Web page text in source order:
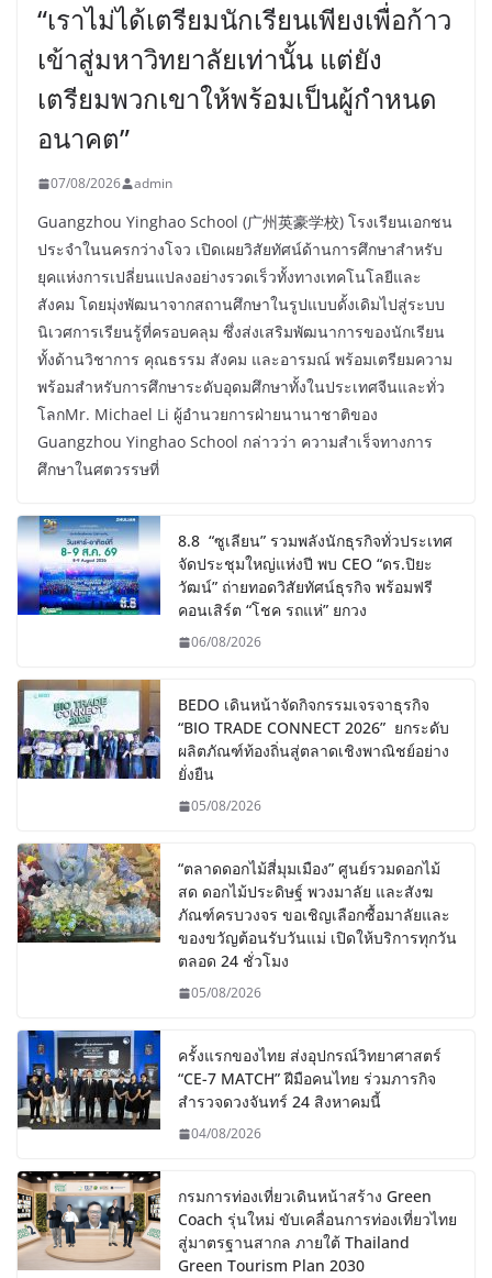
“เราไม่ได้เตรียมนักเรียนเพียงเพื่อก้าว
เข้าสู่มหาวิทยาลัยเท่านั้น แต่ยัง
เตรียมพวกเขาให้พร้อมเป็นผู้กำหนด
อนาคต”
07/08/2026 admin
Guangzhou Yinghao School (广州英豪学校) โรงเรียนเอกชน
ประจำในนครกว่างโจว เปิดเผยวิสัยทัศน์ด้านการศึกษาสำหรับ
ยุคแห่งการเปลี่ยนแปลงอย่างรวดเร็วทั้งทางเทคโนโลยีและ
สังคม โดยมุ่งพัฒนาจากสถานศึกษาในรูปแบบดั้งเดิมไปสู่ระบบ
นิเวศการเรียนรู้ที่ครอบคลุม ซึ่งส่งเสริมพัฒนาการของนักเรียน
ทั้งด้านวิชาการ คุณธรรม สังคม และอารมณ์ พร้อมเตรียมความ
พร้อมสำหรับการศึกษาระดับอุดมศึกษาทั้งในประเทศจีนและทั่ว
โลกMr. Michael Li ผู้อำนวยการฝ่ายนานาชาติของ
Guangzhou Yinghao School กล่าวว่า ความสำเร็จทางการ
ศึกษาในศตวรรษที่
8.8 “ซูเลียน” รวมพลังนักธุรกิจทั่วประเทศ
จัดประชุมใหญ่แห่งปี พบ CEO “ดร.ปิยะ
วัฒน์” ถ่ายทอดวิสัยทัศน์ธุรกิจ พร้อมฟรี
คอนเสิร์ต “โชค รถแห่” ยกวง
06/08/2026
BEDO เดินหน้าจัดกิจกรรมเจรจาธุรกิจ
“BIO TRADE CONNECT 2026” ยกระดับ
ผลิตภัณฑ์ท้องถิ่นสู่ตลาดเชิงพาณิชย์อย่าง
ยั่งยืน
05/08/2026
“ตลาดดอกไม้สี่มุมเมือง” ศูนย์รวมดอกไม้
สด ดอกไม้ประดิษฐ์ พวงมาลัย และสังฆ
ภัณฑ์ครบวงจร ขอเชิญเลือกซื้อมาลัยและ
ของขวัญต้อนรับวันแม่ เปิดให้บริการทุกวัน
ตลอด 24 ชั่วโมง
05/08/2026
ครั้งแรกของไทย ส่งอุปกรณ์วิทยาศาสตร์
“CE-7 MATCH” ฝีมือคนไทย ร่วมภารกิจ
สำรวจดวงจันทร์ 24 สิงหาคมนี้
04/08/2026
กรมการท่องเที่ยวเดินหน้าสร้าง Green
Coach รุ่นใหม่ ขับเคลื่อนการท่องเที่ยวไทย
สู่มาตรฐานสากล ภายใต้ Thailand
Green Tourism Plan 2030